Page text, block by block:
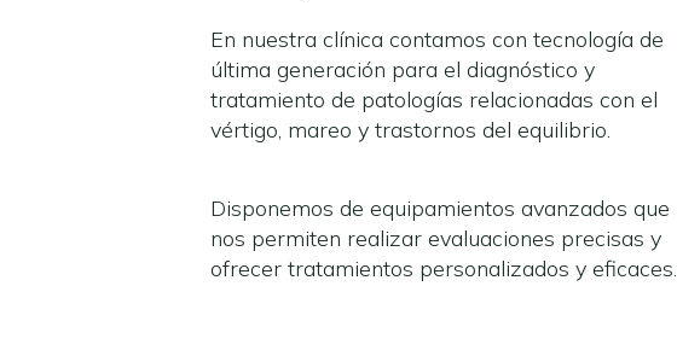
En nuestra clínica contamos con tecnología de
última generación para el diagnóstico y
tratamiento de patologías relacionadas con el
vértigo, mareo y trastornos del equilibrio.
Disponemos de equipamientos avanzados que
nos permiten realizar evaluaciones precisas y
ofrecer tratamientos personalizados y eficaces.